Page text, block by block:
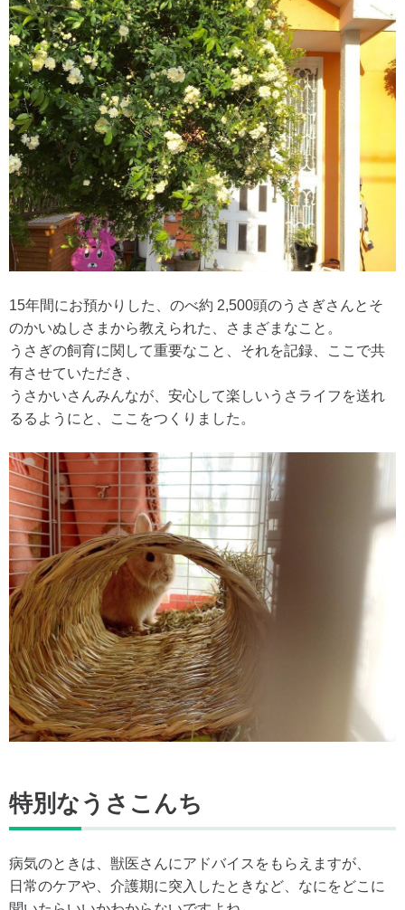
15年間にお預かりした、のべ約 2,500頭のうさぎさんとそ
のかいぬしさまから教えられた、さまざまなこと。
うさぎの飼育に関して重要なこと、それを記録、ここで共
有させていただき、
うさかいさんみんなが、安心して楽しいうさライフを送れ
るるようにと、ここをつくりました。
特別なうさこんち
病気のときは、獣医さんにアドバイスをもらえますが、
日常のケアや、介護期に突入したときなど、なにをどこに